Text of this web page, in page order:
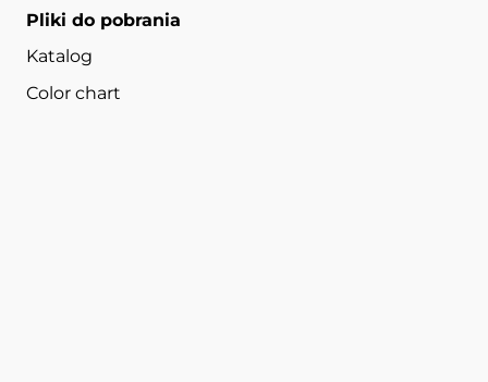
Pliki do pobrania
Katalog
Color chart